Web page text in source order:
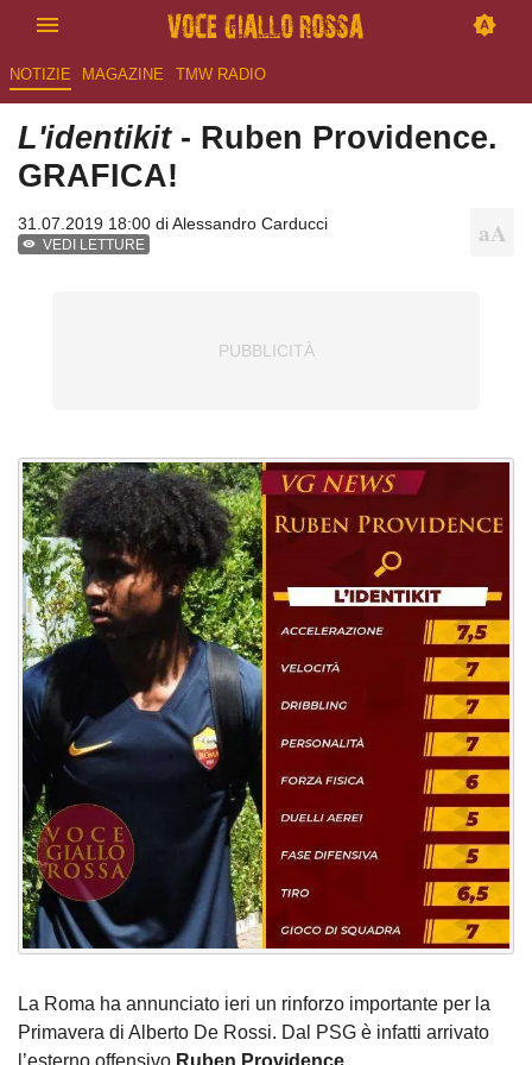
NOTIZIE MAGAZINE TMW RADIO
L'identikit- Ruben Providence.
GRAFICA!
31.07.2019 18:00 diAlessandro Carducci
VEDI LETTURE
La Roma ha annunciato ieri un rinforzo importante per la
Primavera di Alberto De Rossi. Dal PSG è infatti arrivato
l’esterno offensivo Ruben Providence.